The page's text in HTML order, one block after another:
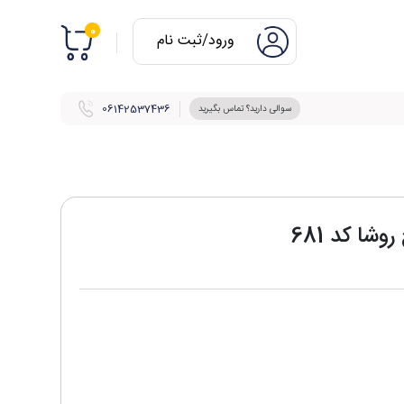
0 ورود/ثبت نام
06142537436 سوالی دارید؟ تماس بگیرید